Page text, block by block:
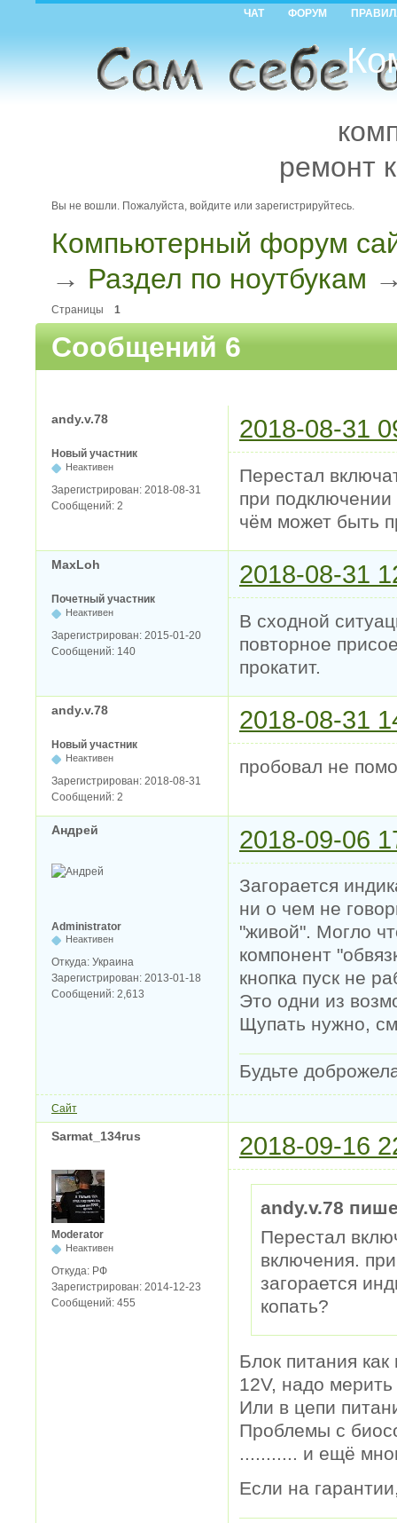
ЧАТ ФОРУМ
ремонт
Вы не вошли. Пожалуйста, войдите или зарегистрируйтесь.
Компьютерный форум
→ Раздел по ноутбукам
Страницы 1
Сообщений 6
andy.v.78 2018-08-31
Новый участник
Неактивен
Зарегистрирован: 2018-08-31
Сообщений: 2
Перестал
при подключении
чём может быть
MaxLoh 2018-08-31
Почетный участник
Неактивен
Зарегистрирован: 2015-01-20
Сообщений: 140
В сходной
повторное
прокатит.
andy.v.78 2018-08-31
Новый участник
Неактивен
Зарегистрирован: 2018-08-31
Сообщений: 2
пробовал не
Андрей 2018-09-06
Administrator
Неактивен
Откуда: Украина
Зарегистрирован: 2013-01-18
Сообщений: 2,613
Загорается
ни о чем не
"живой". Могло
компонент
кнопка пуск не
Это одни из
Щупать нужно,
Будьте
Сайт
Sarmat_134rus 2018-09-16
Moderator
Неактивен
Откуда: РФ
Зарегистрирован: 2014-12-23
Сообщений: 455
andy.v.78
Перестал
включения.
загорается
копать?
Блок питания
12V, надо
Или в цепи
Проблемы с
........... и ещё
Если на